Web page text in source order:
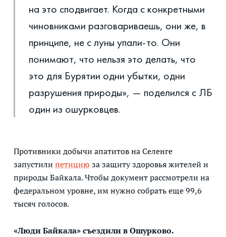
на это сподвигает. Когда с конкретными
чиновниками разговариваешь, они же, в
принципе, не с луны упали-то. Они
понимают, что нельзя это делать, что
это для Бурятии одни убытки, одни
разрушения природы», — поделился с ЛБ
один из ошурковцев.
Противники добычи апатитов на Селенге
запустили петицию за защиту здоровья жителей и
природы Байкала. Чтобы документ рассмотрели на
федеральном уровне, им нужно собрать еще 99,6
тысяч голосов.
«Люди Байкала» съездили в Ошурково.